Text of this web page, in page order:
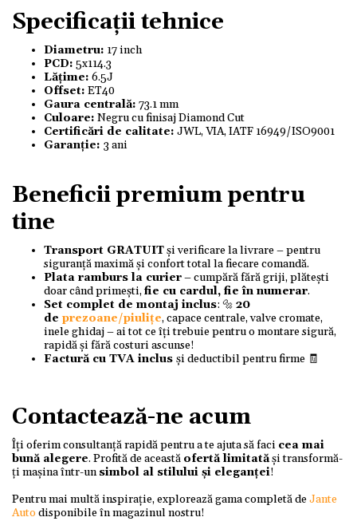
Specificații tehnice
Diametru: 17 inch
PCD: 5x114.3
Lățime: 6.5J
Offset: ET40
Gaura centrală: 73.1 mm
Culoare: Negru cu finisaj Diamond Cut
Certificări de calitate: JWL, VIA, IATF 16949/ISO9001
Garanție: 3 ani
Beneficii premium pentru
tine
Transport GRATUITși verificare la livrare – pentru
siguranță maximă și confort total la fiecare comandă.
Plata ramburs la curier– cumpără fără griji, plătești
doar când primești,fie cu cardul, fie în numerar.
Set complet de montaj inclus: 🔩 20
de prezoane/piulițe, capace centrale, valve cromate,
inele ghidaj – ai tot ce îți trebuie pentru o montare sigură,
rapidă și fără costuri ascunse!
Factură cu TVA inclus și deductibil pentru firme 🧾
Contactează-ne acum
Îți oferim consultanță rapidă pentru a te ajuta să faci cea mai
bună alegere. Profită de această ofertă limitatăși transformă-
ți mașina într-unsimbol al stilului și eleganței!
Pentru mai multă inspirație, explorează gama completă deJante
Autodisponibile în magazinul nostru!